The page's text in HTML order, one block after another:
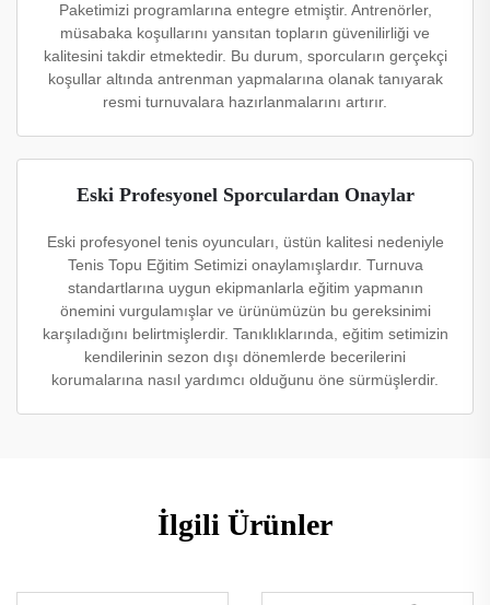
Paketimizi programlarına entegre etmiştir. Antrenörler,
müsabaka koşullarını yansıtan topların güvenilirliği ve
kalitesini takdir etmektedir. Bu durum, sporcuların gerçekçi
koşullar altında antrenman yapmalarına olanak tanıyarak
resmi turnuvalara hazırlanmalarını artırır.
Eski Profesyonel Sporculardan Onaylar
Eski profesyonel tenis oyuncuları, üstün kalitesi nedeniyle
Tenis Topu Eğitim Setimizi onaylamışlardır. Turnuva
standartlarına uygun ekipmanlarla eğitim yapmanın
önemini vurgulamışlar ve ürünümüzün bu gereksinimi
karşıladığını belirtmişlerdir. Tanıklıklarında, eğitim setimizin
kendilerinin sezon dışı dönemlerde becerilerini
korumalarına nasıl yardımcı olduğunu öne sürmüşlerdir.
İlgili Ürünler